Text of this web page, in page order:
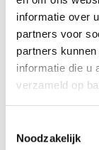
informatie over
partners voor
partners
informatie die u
verzameld op
Noodzakelijk
normaal geen
De
Bentinck
Type opvang